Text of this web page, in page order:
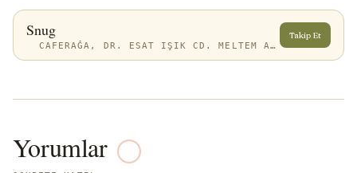
Snug
CAFERAĞA, DR. ESAT IŞIK CD. MELTEM APT NO:22/A, 34710 KADIKÖY/İSTANBUL, TÜRKIYE
Takip Et
Yorumlar